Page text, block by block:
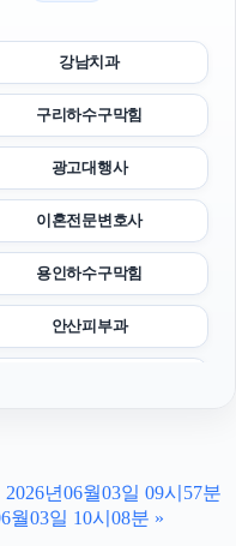
강남치과
구리하수구막힘
광고대행사
이혼전문변호사
용인하수구막힘
안산피부과
병원마케팅
년06월03일 09시57분
월03일 10시08분 »